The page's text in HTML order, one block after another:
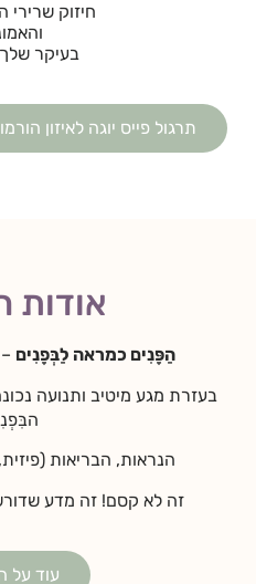
חיזוק שרירי
בעיקר
תרגול פייס יוגה לאיזון
אודות
הַפָּנִים כמראה לַבְּפָנִים
בעזרת מגע מיטיב ותנועה
הנראות, הבריאות
זה לא קסם! זה מדע
עוד על